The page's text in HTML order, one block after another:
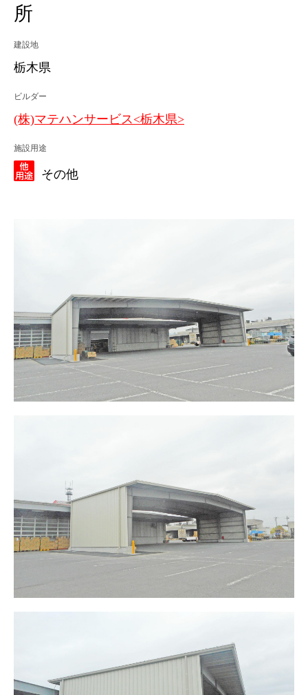
所
建設地
栃木県
ビルダー
(株)マテハンサービス<栃木県>
施設用途
その他